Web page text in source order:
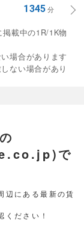
1345分
載中の1R/1K物
場合があります
ない場合があり
で
辺にある最新の賃
ださい！